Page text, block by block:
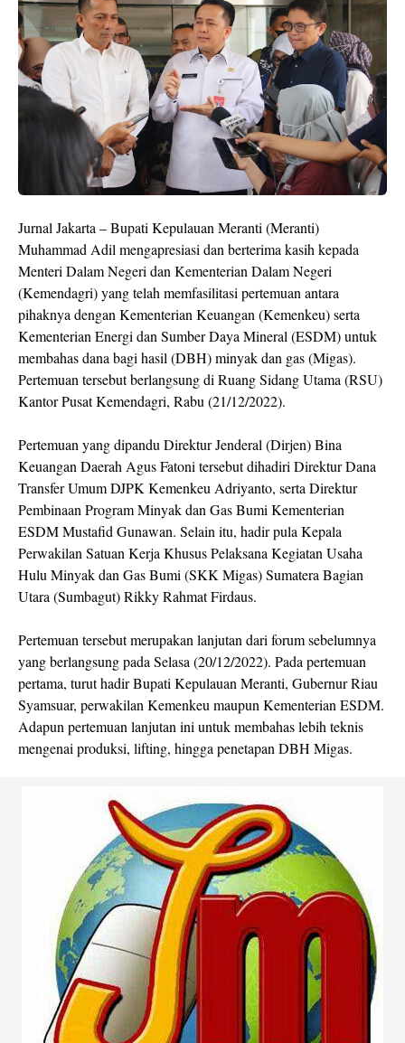
Jurnal Jakarta – Bupati Kepulauan Meranti (Meranti)
Muhammad Adil mengapresiasi dan berterima kasih kepada
Menteri Dalam Negeri dan Kementerian Dalam Negeri
(Kemendagri) yang telah memfasilitasi pertemuan antara
pihaknya dengan Kementerian Keuangan (Kemenkeu) serta
Kementerian Energi dan Sumber Daya Mineral (ESDM) untuk
membahas dana bagi hasil (DBH) minyak dan gas (Migas).
Pertemuan tersebut berlangsung di Ruang Sidang Utama (RSU)
Kantor Pusat Kemendagri, Rabu (21/12/2022).
Pertemuan yang dipandu Direktur Jenderal (Dirjen) Bina
Keuangan Daerah Agus Fatoni tersebut dihadiri Direktur Dana
Transfer Umum DJPK Kemenkeu Adriyanto, serta Direktur
Pembinaan Program Minyak dan Gas Bumi Kementerian
ESDM Mustafid Gunawan. Selain itu, hadir pula Kepala
Perwakilan Satuan Kerja Khusus Pelaksana Kegiatan Usaha
Hulu Minyak dan Gas Bumi (SKK Migas) Sumatera Bagian
Utara (Sumbagut) Rikky Rahmat Firdaus.
Pertemuan tersebut merupakan lanjutan dari forum sebelumnya
yang berlangsung pada Selasa (20/12/2022). Pada pertemuan
pertama, turut hadir Bupati Kepulauan Meranti, Gubernur Riau
Syamsuar, perwakilan Kemenkeu maupun Kementerian ESDM.
Adapun pertemuan lanjutan ini untuk membahas lebih teknis
mengenai produksi, lifting, hingga penetapan DBH Migas.